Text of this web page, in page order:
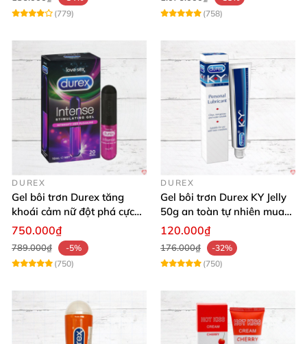
(779)
(758)
DUREX
Gel bôi trơn Durex tăng
khoái cảm nữ đột phá cực
thích
750.000₫
789.000₫
-5%
(750)
DUREX
Gel bôi trơn Durex KY Jelly
50g an toàn tự nhiên mua
ngay
120.000₫
176.000₫
-32%
(750)